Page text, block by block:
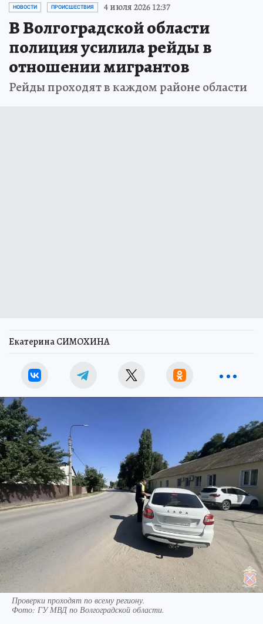
НОВОСТИ ПРОИСШЕСТВИЯ 4 июля 2026 12:37
В Волгоградской области
полиция усилила рейды в
отношении мигрантов
Рейды проходят в каждом районе области
Екатерина СИМОХИНА
Проверки проходят по всему региону.
Фото: ГУ МВД по Волгоградской области.